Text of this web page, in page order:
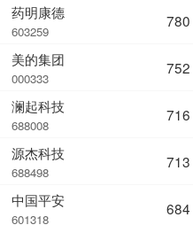
药明康德
603259
美的集团
000333
澜起科技
688008
源杰科技
688498
中国平安
601318
780
752
716
713
684